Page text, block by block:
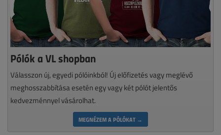
Pólók a VL shopban
Válasszon új, egyedi pólóinkból! Új előfizetés vagy meglévő
meghosszabbítása esetén egy vagy két pólót jelentős
kedvezménnyel vásárolhat.
MEGNÉZEM A PÓLÓKAT →